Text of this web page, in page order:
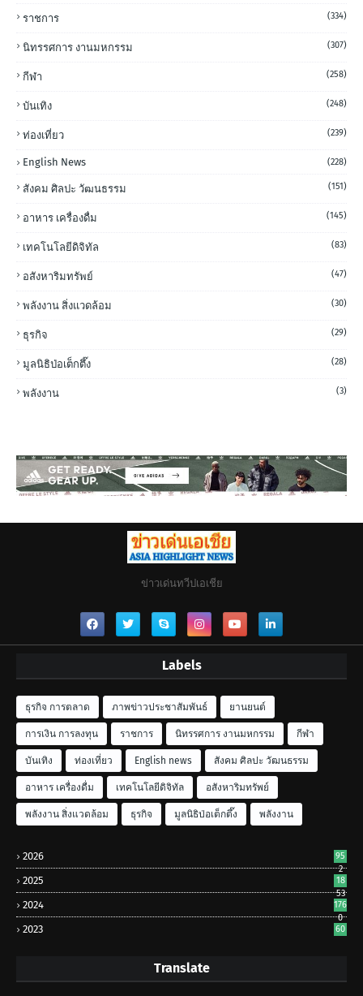
ราชการ (334)
นิทรรศการ งานมหกรรม (307)
กีฬา (258)
บันเทิง (248)
ท่องเที่ยว (239)
English News (228)
สังคม ศิลปะ วัฒนธรรม (151)
อาหาร เครื่องดื่ม (145)
เทคโนโลยีดิจิทัล (83)
อสังหาริมทรัพย์ (47)
พลังงาน สิ่งแวดล้อม (30)
ธุรกิจ (29)
มูลนิธิป่อเต็กตึ๊ง (28)
พลังงาน (3)
ข่าวเด่นทวีปเอเชีย
Labels
ธุรกิจ การตลาด ภาพข่าวประชาสัมพันธ์ ยานยนต์
การเงิน การลงทุน ราชการ นิทรรศการ งานมหกรรม กีฬา
บันเทิง ท่องเที่ยว English news สังคม ศิลปะ วัฒนธรรม
อาหาร เครื่องดื่ม เทคโนโลยีดิจิทัล อสังหาริมทรัพย์
พลังงาน สิ่งแวดล้อม ธุรกิจ มูลนิธิป่อเต็กตึ๊ง พลังงาน
2026
95
2
2025
18
53
2024
176
0
2023 60
Translate